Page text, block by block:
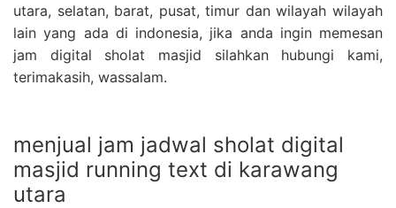
utara, selatan, barat, pusat, timur dan wilayah wilayah
lain yang ada di indonesia, jika anda ingin memesan
jam digital sholat masjid silahkan hubungi kami,
terimakasih, wassalam.
menjual jam jadwal sholat digital
masjid running text di karawang
utara